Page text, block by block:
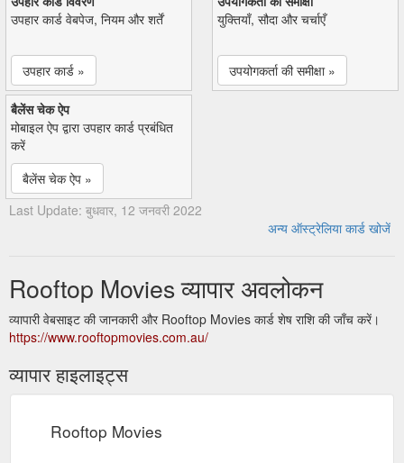
उपहार कार्ड वेबपेज, नियम और शर्तें
उपहार कार्ड »
युक्तियाँ, सौदा और चर्चाएँ
उपयोगकर्ता की समीक्षा »
बैलेंस चेक ऐप
मोबाइल ऐप द्वारा उपहार कार्ड प्रबंधित
करें
बैलेंस चेक ऐप »
Last Update: बुधवार, 12 जनवरी 2022
अन्य ऑस्ट्रेलिया कार्ड खोजें
Rooftop Movies व्यापार अवलोकन
व्यापारी वेबसाइट की जानकारी और Rooftop Movies कार्ड शेष राशि की जाँच करें।
https://www.rooftopmovies.com.au/
व्यापार हाइलाइट्स
Rooftop Movies